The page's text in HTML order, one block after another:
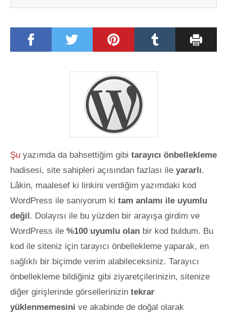
Şu yazımda da bahsettiğim gibi tarayıcı önbellekleme
hadisesi, site sahipleri açısından fazlası ile yararlı.
Lâkin, maalesef ki linkini verdiğim yazımdaki kod
WordPress ile sanıyorum ki tam anlamı ile uyumlu
değil . Dolayısı ile bu yüzden bir arayışa girdim ve
WordPress ile %100 uyumlu olan bir kod buldum. Bu
kod ile siteniz için tarayıcı önbellekleme yaparak, en
sağlıklı bir biçimde verim alabileceksiniz. Tarayıcı
önbellekleme bildiğiniz gibi ziyaretçilerinizin, sitenize
diğer girişlerinde görsellerinizin tekrar
yüklenmemesini ve akabinde de doğal olarak